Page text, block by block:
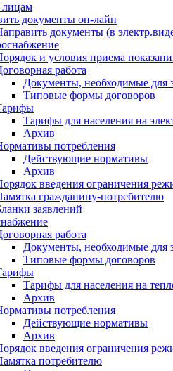
документы он-лайн
документы (в
и условия приема
работа
Документы, необходимые для
Типовые формы договоров
Тарифы для населения на
Архив
потребления
Действующие нормативы
Архив
введения ограничения
гражданину-потребителю
заявлений
работа
Документы, необходимые для
Типовые формы договоров
Тарифы для населения на
Архив
потребления
Действующие нормативы
Архив
введения ограничения
потребителю